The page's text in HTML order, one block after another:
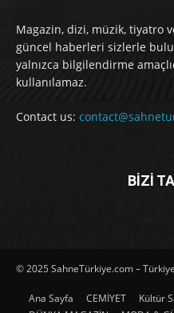
Magazin, dizi, müzik, tiyatro
güncel haberleri sizlerle
yalnızca bilgilendirme
kullanılamaz.
Contact us:
BİZİ
© 2025 SahneTürkiye.com –
Ana Sayfa CEMİYET Kültür